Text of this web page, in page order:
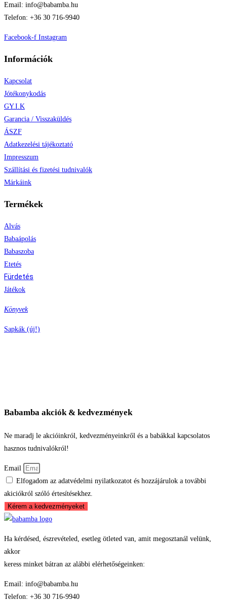
Email: info@babamba.hu
Telefon: +36 30 716-9940
Facebook-f Instagram
Információk
Kapcsolat
Jótékonykodás
GY.I.K
Garancia / Visszaküldés
ÁSZF
Adatkezelési tájékoztató
Impresszum
Szállítási és fizetési tudnivalók
Márkáink
Termékek
Alvás
Babaápolás
Babaszoba
Etetés
Fürdetés
Játékok
Könyvek
Sapkák (új!)
Babamba akciók & kedvezmények
Ne maradj le akcióinkról, kedvezményeinkről és a babákkal kapcsolatos
hasznos tudnivalókról!
Email
Elfogadom az adatvédelmi nyilatkozatot és hozzájárulok a további
akiciókról szóló értesítésekhez.
Kérem a kedvezményeket
Ha kérdésed, észrevételed, esetleg ötleted van, amit megosztanál velünk,
akkor
keress minket bátran az alábbi elérhetőségeinken:
Email: info@babamba.hu
Telefon: +36 30 716-9940